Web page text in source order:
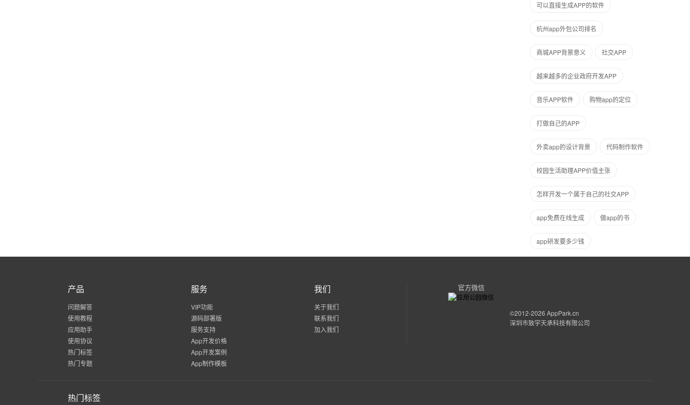
可以直接生成APP的软件
杭州app外包公司排名
商城APP背景意义 社交APP
越来越多的企业政府开发APP
音乐APP软件 购物app的定位
打做自己的APP
外卖app的设计背景 代码制作软件
校园生活助理APP价值主张
怎样开发一个属于自己的社交APP
app免费在线生成 做app的书
app研发要多少钱
产品
问题解答
使用教程
应用助手
使用协议
热门标签
热门专题
服务
VIP功能
源码部署版
服务支持
App开发价格
App开发案例
App制作模板
我们
关于我们
联系我们
加入我们
官方微信
©2012-2026 AppPark.cn
深圳市致宇天承科技有限公司
热门标签